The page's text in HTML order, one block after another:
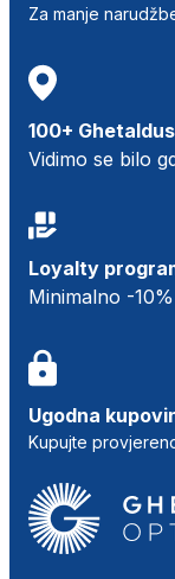
Za manje
100+
Vidimo se bilo
Loyalty
Minimalno -
Ugodna
Kupujte